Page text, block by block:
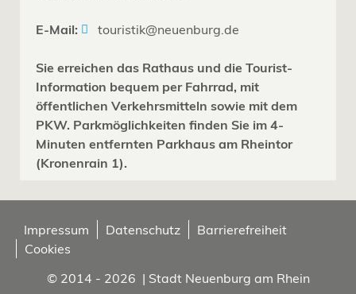
E-Mail: touristik@neuenburg.de
Sie erreichen das Rathaus und die Tourist-
Information bequem per Fahrrad, mit
öffentlichen Verkehrsmitteln sowie mit dem
PKW. Parkmöglichkeiten finden Sie im 4-
Minuten entfernten Parkhaus am Rheintor
(Kronenrain 1).
Impressum Datenschutz
Barrierefreiheit
Cookies
© 2014 - 2026 | Stadt Neuenburg am Rhein